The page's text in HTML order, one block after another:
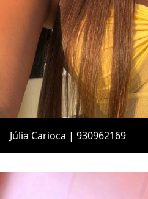
Júlia Carioca | 930962169